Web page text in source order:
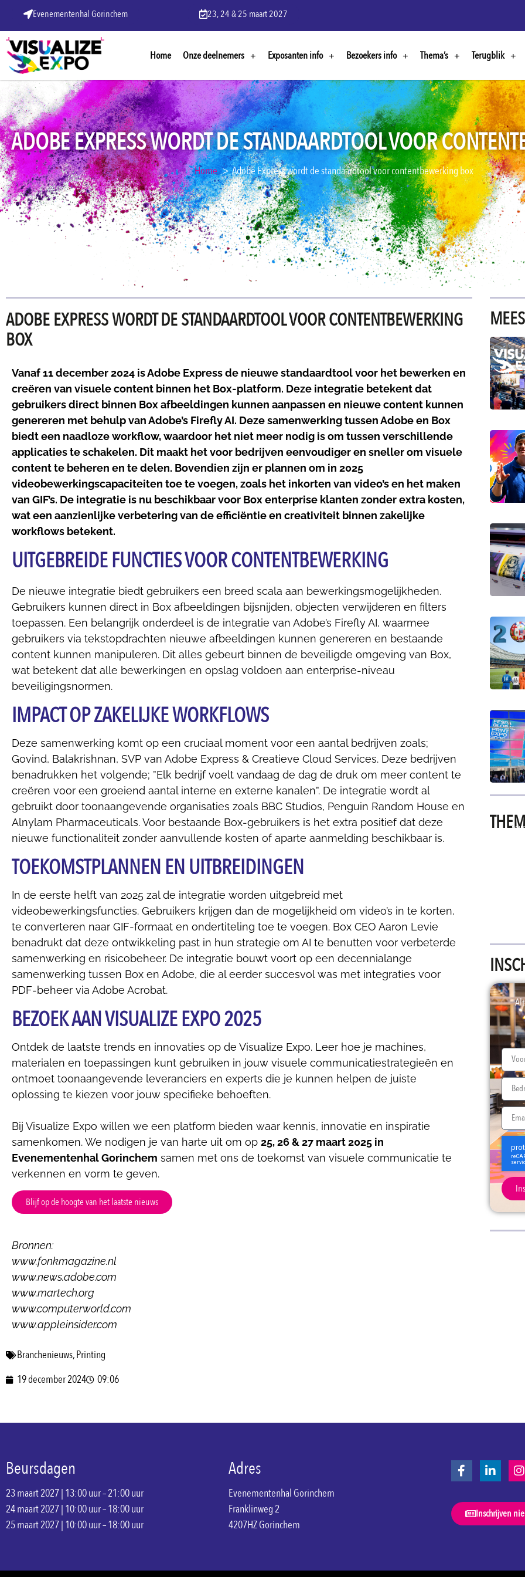
Evenementenhal Gorinchem 23, 24 & 25 maart 2027
Home Onze deelnemers Exposanten info Bezoekers info Thema’s Terugblik
ADOBE EXPRESS WORDT DE STANDAARDTOOL VOOR
Home Adobe Express wordt de standaardtool voor contentbewerking box
ADOBE EXPRESS WORDT DE STANDAARDTOOL VOOR CONTENTBEWERKING
BOX
Vanaf 11 december 2024 is Adobe Express de nieuwe standaardtool voor het bewerken en
creëren van visuele content binnen het Box-platform. Deze integratie betekent dat
gebruikers direct binnen Box afbeeldingen kunnen aanpassen en nieuwe content kunnen
genereren met behulp van Adobe’s Firefly AI. Deze samenwerking tussen Adobe en Box
biedt een naadloze workflow, waardoor het niet meer nodig is om tussen verschillende
applicaties te schakelen. Dit maakt het voor bedrijven eenvoudiger en sneller om visuele
content te beheren en te delen. Bovendien zijn er plannen om in 2025
videobewerkingscapaciteiten toe te voegen, zoals het inkorten van video’s en het maken
van GIF’s. De integratie is nu beschikbaar voor Box enterprise klanten zonder extra kosten,
wat een aanzienlijke verbetering van de efficiëntie en creativiteit binnen zakelijke
workflows betekent.
UITGEBREIDE FUNCTIES VOOR CONTENTBEWERKING
De nieuwe integratie biedt gebruikers een breed scala aan bewerkingsmogelijkheden.
Gebruikers kunnen direct in Box afbeeldingen bijsnijden, objecten verwijderen en filters
toepassen. Een belangrijk onderdeel is de integratie van Adobe’s Firefly AI, waarmee
gebruikers via tekstopdrachten nieuwe afbeeldingen kunnen genereren en bestaande
content kunnen manipuleren. Dit alles gebeurt binnen de beveiligde omgeving van Box,
wat betekent dat alle bewerkingen en opslag voldoen aan enterprise-niveau
beveiligingsnormen.
IMPACT OP ZAKELIJKE WORKFLOWS
Deze samenwerking komt op een cruciaal moment voor een aantal bedrijven zoals;
Govind, Balakrishnan, SVP van Adobe Express & Creatieve Cloud Services. Deze bedrijven
benadrukken het volgende; ”Elk bedrijf voelt vandaag de dag de druk om meer content te
creëren voor een groeiend aantal interne en externe kanalen”. De integratie wordt al
gebruikt door toonaangevende organisaties zoals BBC Studios, Penguin Random House en
Alnylam Pharmaceuticals. Voor bestaande Box-gebruikers is het extra positief dat deze
nieuwe functionaliteit zonder aanvullende kosten of aparte aanmelding beschikbaar is.
TOEKOMSTPLANNEN EN UITBREIDINGEN
In de eerste helft van 2025 zal de integratie worden uitgebreid met
videobewerkingsfuncties. Gebruikers krijgen dan de mogelijkheid om video’s in te korten,
te converteren naar GIF-formaat en ondertiteling toe te voegen. Box CEO Aaron Levie
benadrukt dat deze ontwikkeling past in hun strategie om AI te benutten voor verbeterde
samenwerking en risicobeheer. De integratie bouwt voort op een decennialange
samenwerking tussen Box en Adobe, die al eerder succesvol was met integraties voor
PDF-beheer via Adobe Acrobat.
BEZOEK AAN VISUALIZE EXPO 2025
Ontdek de laatste trends en innovaties op de Visualize Expo. Leer hoe je machines,
materialen en toepassingen kunt gebruiken in jouw visuele communicatiestrategieën en
ontmoet toonaangevende leveranciers en experts die je kunnen helpen de juiste
oplossing te kiezen voor jouw specifieke behoeften.
Bij Visualize Expo willen we een platform bieden waar kennis, innovatie en inspiratie
samenkomen. We nodigen je van harte uit om op 25, 26 & 27 maart 2025 in
Evenementenhal Gorinchem samen met ons de toekomst van visuele communicatie te
verkennen en vorm te geven.
Blijf op de hoogte van het laatste nieuws
Bronnen:
www.fonkmagazine.nl
www.news.adobe.com
www.martech.org
www.computerworld.com
www.appleinsider.com
Branchenieuws,Printing
19 december 2024
09:06
Beursdagen
23 maart 2027 | 13:00 uur – 21:00 uur
24 maart 2027 | 10:00 uur – 18:00 uur
25 maart 2027 | 10:00 uur – 18:00 uur
Adres
Evenementenhal Gorinchem
Franklinweg 2
4207HZ Gorinchem
Inschrijven